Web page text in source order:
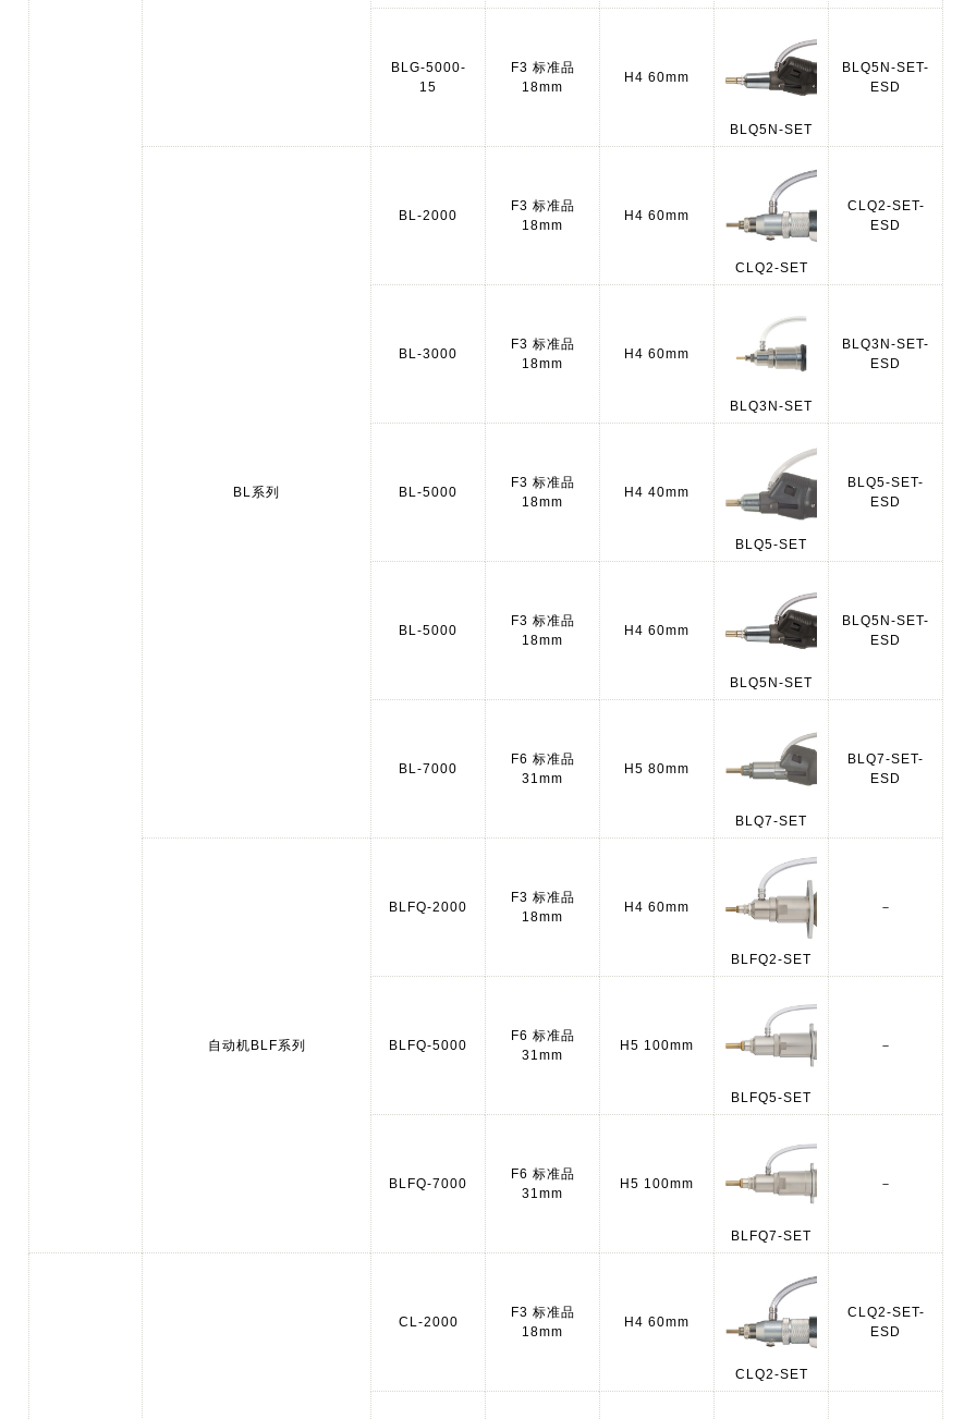
BLG-5000-
15
F3 标准品
18mm
H4 60mm
BLQ5N-SET
BLQ5N-SET-
ESD
BL系列
BL-2000
F3 标准品
18mm
H4 60mm
CLQ2-SET
CLQ2-SET-
ESD
BL-3000
F3 标准品
18mm
H4 60mm
BLQ3N-SET
BLQ3N-SET-
ESD
BL-5000
F3 标准品
18mm
H4 40mm
BLQ5-SET
BLQ5-SET-
ESD
BL-5000
F3 标准品
18mm
H4 60mm
BLQ5N-SET
BLQ5N-SET-
ESD
BL-7000
F6 标准品
31mm
H5 80mm
BLQ7-SET
BLQ7-SET-
ESD
自动机BLF系列
BLFQ-2000
F3 标准品
18mm
H4 60mm
BLFQ2-SET
－
BLFQ-5000
F6 标准品
31mm
H5 100mm
BLFQ5-SET
－
BLFQ-7000
F6 标准品
31mm
H5 100mm
BLFQ7-SET
－
CL-2000
F3 标准品
18mm
H4 60mm
CLQ2-SET
CLQ2-SET-
ESD